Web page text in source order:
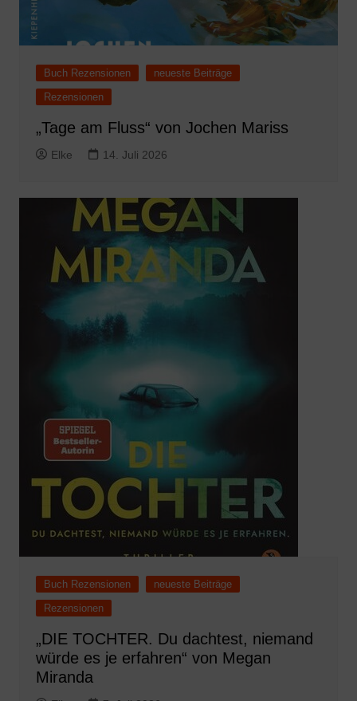
Buch Rezensionen
neueste Beiträge
Rezensionen
„Tage am Fluss“ von Jochen Mariss
Elke 14. Juli 2026
Buch Rezensionen
neueste Beiträge
Rezensionen
„DIE TOCHTER. Du dachtest, niemand
würde es je erfahren“ von Megan
Miranda